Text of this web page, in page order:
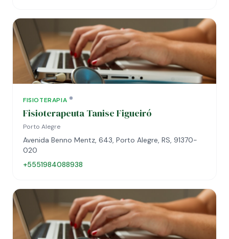
FISIOTERAPIA
Fisioterapeuta Tanise Figueiró
Porto Alegre
Avenida Benno Mentz, 643, Porto Alegre, RS, 91370-
020
+5551984088938